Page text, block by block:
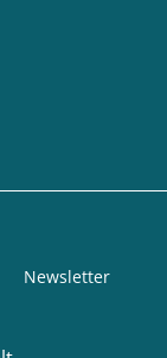
Newsletter